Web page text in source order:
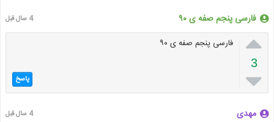
فارسی پنجم صفه ی ۹۰ 4 سال قبل

3

فارسی پنجم صفه ی ۹۰
پاسخ
مهدی 4 سال قبل